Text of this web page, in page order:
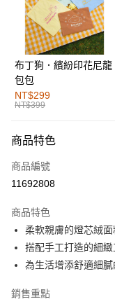
LINE Pay
街口支付
運送方式
全家取貨付款
每筆NT$60，滿
付款後全家取貨
萊爾富取貨付款
付款後萊爾富取貨
每筆NT$60，滿
7-11取貨付款
每筆NT$60，滿
布丁狗．繽紛印花尼龍
包包
NT$299
NT$399
商品特色
商品編號
11692808
商品特色
柔軟親膚的燈芯絨面
搭配手工打造的細緻
為生活增添舒適細膩
銷售重點